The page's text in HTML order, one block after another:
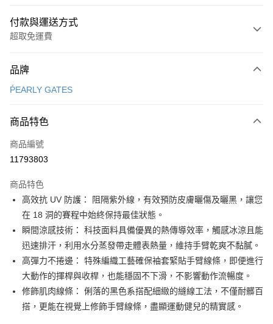
付款與運送方式
超取免運費
信用卡一次付款
LINE Pay
Apple Pay
悠遊付
大哥付你分期
相關說明
【大哥付你分期使用說明】
1.本服務由台灣大哥大提供，台灣大哥大用戶可立即使用無須另外申請。
2.付款方式選擇「大哥付你分期」，訂單成立後會自動跳轉到大哥付的交易
流程，驗證手機門號後，選擇欲分期的期數、繳款截止日，確認付款後即完
成交易。
3.實際核准額度、可分期數及費用金額請依後續交易確認頁面所載為準。
4.訂單成立30分鐘內，如未前往確認交易或遇審核未通過，訂單將自動取
AFTEE先享後付
相關說明
【關於「AFTEE先享後付」】
AFTEE先享後付是「在收到商品之後才付款」的支付方式。 讓您購物簡單
便利好安心！
１．簡單：不需註冊會員、不需綁卡、不需儲值。
ATM付款
品牌
ṔEARLY GATES
商品特色
商品編號
11793803
商品特色
高效抗 UV 防護： 阻隔紫外線，有效預防皮膚曬傷及曬黑，讓您
在 18 洞的賽程中始終保持最佳狀態。
瞬間涼感技術： 科技面料具備優異的熱傳導效率，觸感冰涼且能
迅速排汗，利用水分蒸發帶走體表熱量，維持手臂乾爽不黏膩。
高彈力不捲邊： 特殊編織工藝確保袖套緊貼手臂線條，即便進行
大動作的揮桿與收桿，也能穩固不下滑，不影響動作流暢度。
修飾肌肉線條： 俐落的黑色系搭配細緻的縫線工法，不僅耐髒百
搭，更能在視覺上修飾手臂線條，盡顯運動健兒的精實感。